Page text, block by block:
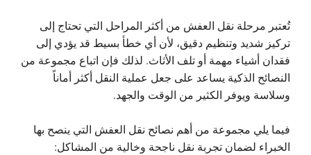
تُعتبر مرحلة نقل العفش من أكثر المراحل التي تحتاج إلى
تركيز شديد وتنظيم دقيق، لأن أي خطأ بسيط قد يؤدي إلى
فقدان أشياء مهمة أو تلف الأثاث. لذلك فإن اتباع مجموعة من
النصائح الذكية يساعد على جعل عملية النقل أكثر أماناً
وسلاسة ويوفر الكثير من الوقت والجهد.
فيما يلي مجموعة من أهم نصائح نقل العفش التي ينصح بها
الخبراء لضمان تجربة نقل ناجحة وخالية من المشاكل: